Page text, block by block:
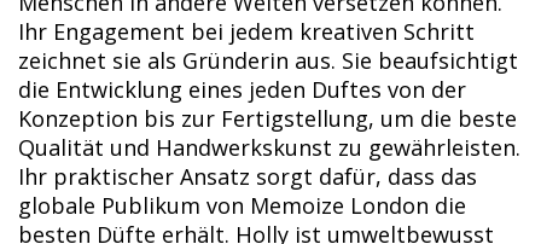
Ihr Engagement bei jedem kreativen Schritt
zeichnet sie als Gründerin aus. Sie beaufsichtigt
die Entwicklung eines jeden Duftes von der
Konzeption bis zur Fertigstellung, um die beste
Qualität und Handwerkskunst zu gewährleisten.
Ihr praktischer Ansatz sorgt dafür, dass das
globale Publikum von Memoize London die
besten Düfte erhält. Holly ist umweltbewusst